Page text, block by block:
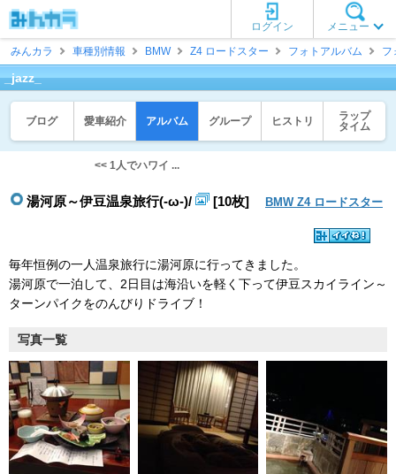
メニュー
ログイン
みんカラ
車種別情報 BMW Z4 ロードスター フォトアルバム フ
_jazz_
ブログ 愛車紹介 アルバム グループ ヒストリ
ラップ
タイム
<< 1人でハワイ ...
湯河原～伊豆温泉旅行(-ω-)/ [10枚] BMW Z4 ロードスター
毎年恒例の一人温泉旅行に湯河原に行ってきました。
湯河原で一泊して、2日目は海沿いを軽く下って伊豆スカイライン～
ターンパイクをのんびりドライブ！
写真一覧